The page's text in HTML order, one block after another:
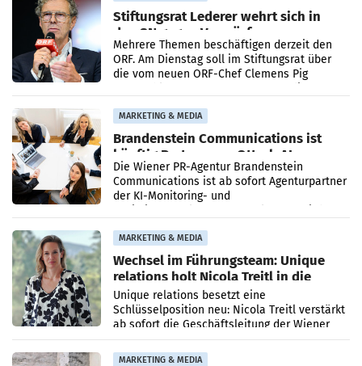
Stiftungsrat Lederer wehrt sich in
den SN gegen Vorwürfe
Mehrere Themen beschäftigen derzeit den
ORF. Am Dienstag soll im Stiftungsrat über
die vom neuen ORF-Chef Clemens Pig
MARKETING & MEDIA
Brandenstein Communications ist
künftig Partner von OtterlyAI
Die Wiener PR-Agentur Brandenstein
Communications ist ab sofort Agenturpartner
der KI-Monitoring- und
MARKETING & MEDIA
Wechsel im Führungsteam: Unique
relations holt Nicola Treitl in die
Geschäftsleitung
Unique relations besetzt eine
Schlüsselposition neu: Nicola Treitl verstärkt
ab sofort die Geschäftsleitung der Wiener
PR-Agentur an der Seite von Josef Kalina und
Anna Kalina-Mahr.
MARKETING & MEDIA